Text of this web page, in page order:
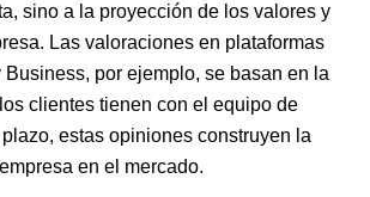
sino a la proyección de los valores y
Las valoraciones en plataformas
por ejemplo, se basan en la
clientes tienen con el equipo de
estas opiniones construyen la
en el mercado.